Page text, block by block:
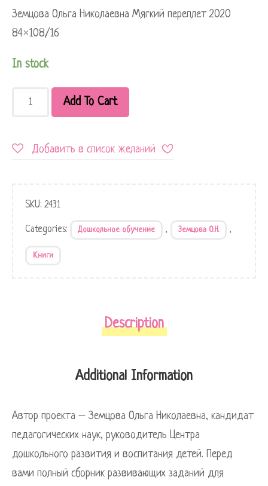
Земцова Ольга Николаевна Мягкий переплет 2020
84×108/16
In stock
Add To Cart
Добавить в список желаний
SKU: 2431
Categories: Дошкольное обучение , Земцова О.Н. ,
Книги
Description
Additional Information
Автор проекта – Земцова Ольга Николаевна, кандидат
педагогических наук, руководитель Центра
дошкольного развития и воспитания детей. Перед
вами полный сборник развивающих заданий для